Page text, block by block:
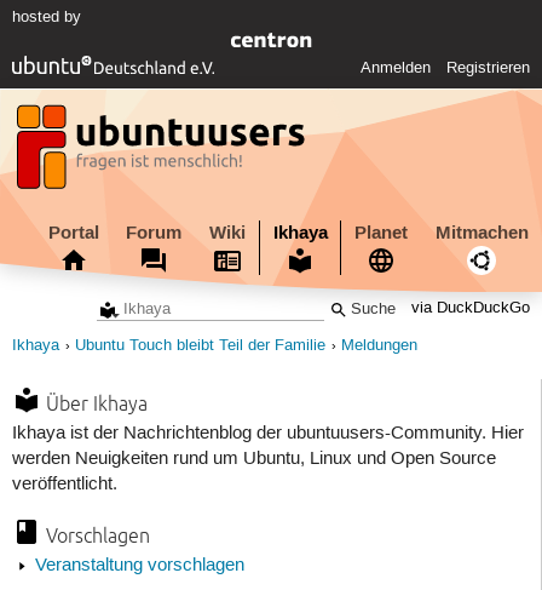
hosted by
Anmelden Registrieren
Portal Forum Wiki Ikhaya Planet Mitmachen
via DuckDuckGo
Ikhaya Ubuntu Touch bleibt Teil der Familie Meldungen
Über Ikhaya
Ikhaya ist der Nachrichtenblog der ubuntuusers-Community. Hier
werden Neuigkeiten rund um Ubuntu, Linux und Open Source
veröffentlicht.
Vorschlagen
Veranstaltung vorschlagen